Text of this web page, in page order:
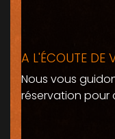
A L'ÉCOUTE DE
Nous vous
réservation pour